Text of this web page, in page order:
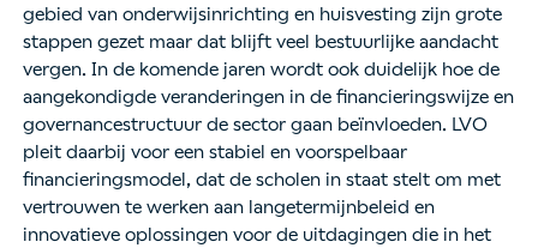
gebied van onderwijsinrichting en huisvesting zijn grote
stappen gezet maar dat blijft veel bestuurlijke aandacht
vergen. In de komende jaren wordt ook duidelijk hoe de
aangekondigde veranderingen in de financieringswijze en
governancestructuur de sector gaan beïnvloeden. LVO
pleit daarbij voor een stabiel en voorspelbaar
financieringsmodel, dat de scholen in staat stelt om met
vertrouwen te werken aan langetermijnbeleid en
innovatieve oplossingen voor de uitdagingen die in het